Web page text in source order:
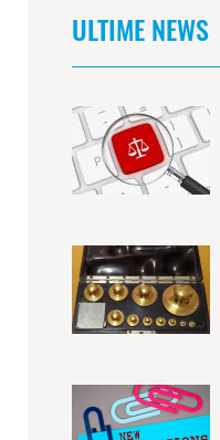
ULTIME NEWS